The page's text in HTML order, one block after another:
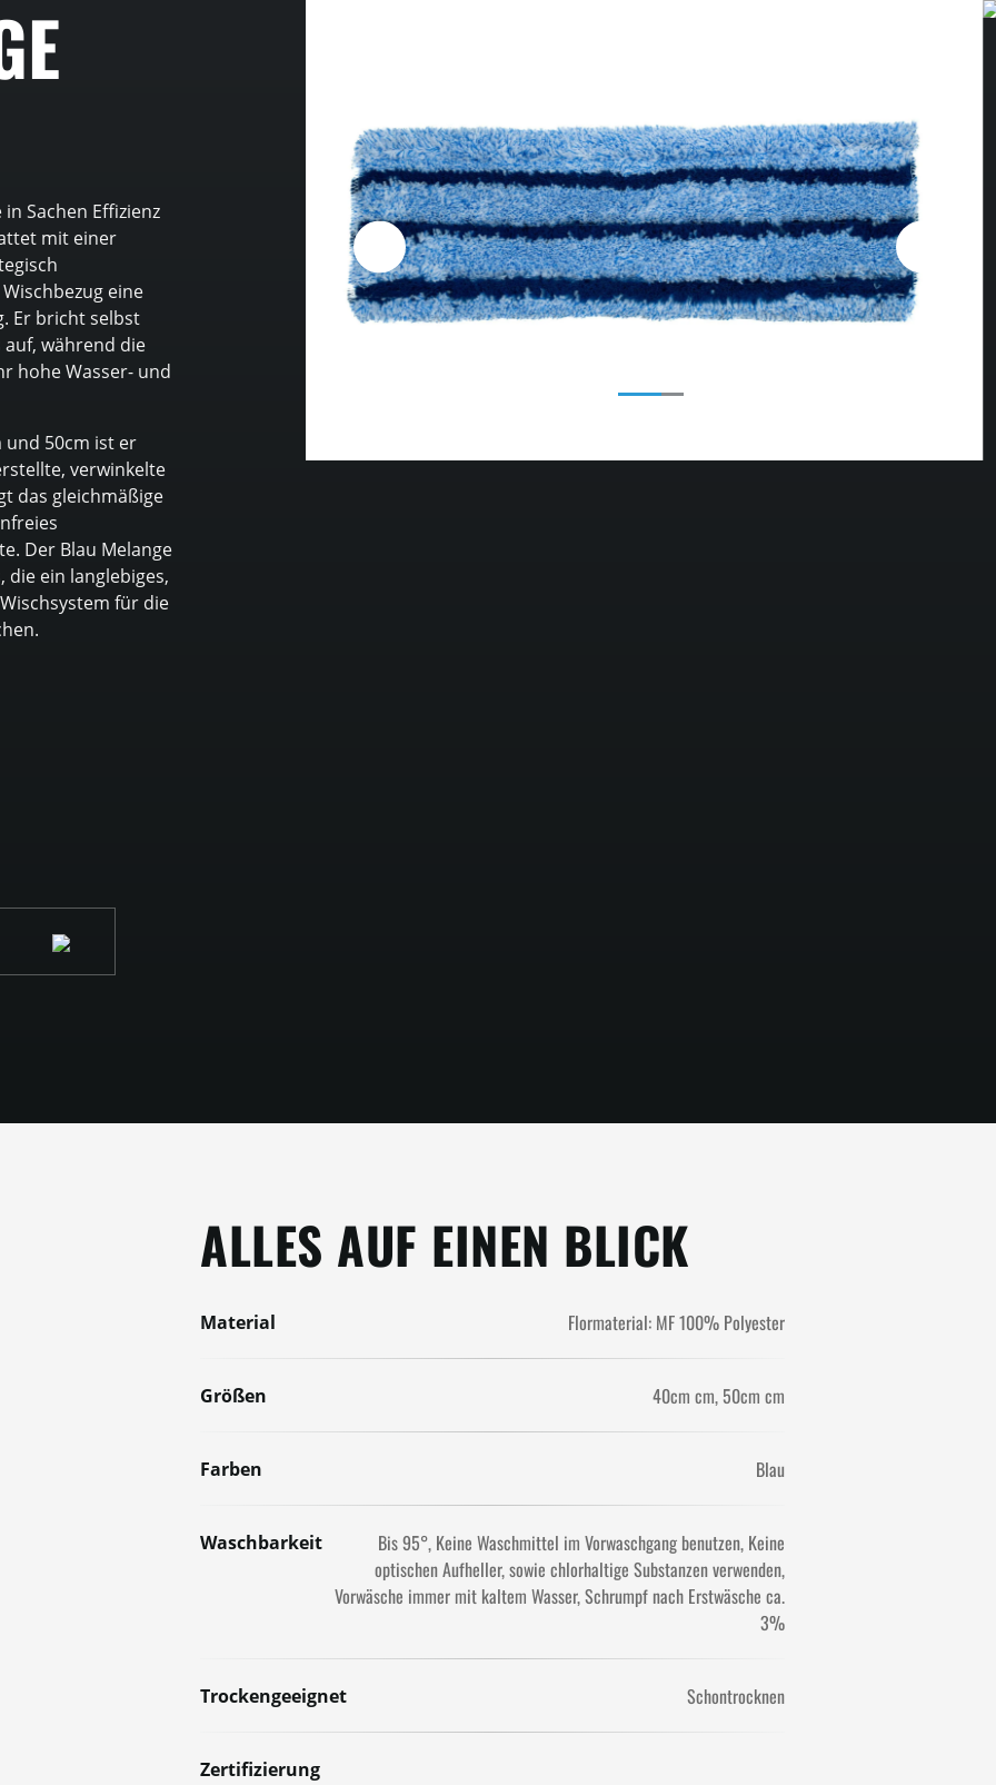
Sachen Effizienz
mit einer
eine
Er bricht selbst
während die
hohe Wasser- und
50cm ist er
verwinkelte
das gleichmäßige
Der Blau Melange
die ein langlebiges,
für die
ALLES AUF EINEN BLICK
Material Flormaterial: MF 100% Polyester
Größen 40cm cm 50cm cm
Farben Blau
Waschbarkeit Bis 95° Keine Waschmittel im Vorwaschgang benutzen Keine
optischen Aufheller, sowie chlorhaltige Substanzen verwenden
Vorwäsche immer mit kaltem Wasser Schrumpf nach Erstwäsche ca.
3%
Trockengeeignet Schontrocknen
Zertifizierung